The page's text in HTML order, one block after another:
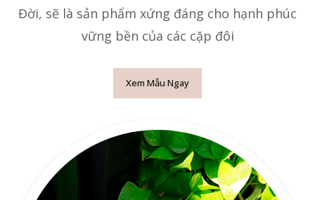
Đời, sẽ là sản phẩm xứng đáng cho hạnh phúc
vững bền của các cặp đôi
Xem Mẫu Ngay